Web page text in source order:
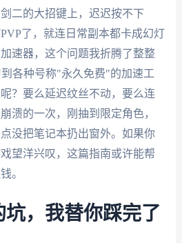
二的大招键上，迟迟按不下
了，就连日常副本都卡成幻灯
速器，这个问题我折腾了整整
各种号称"永久免费"的加速工
？要么延迟纹丝不动，要么连
溃的一次，刚抽到限定角色，
没把笔记本扔出窗外。如果你
望洋兴叹，这篇指南或许能帮
。
，我替你踩完了